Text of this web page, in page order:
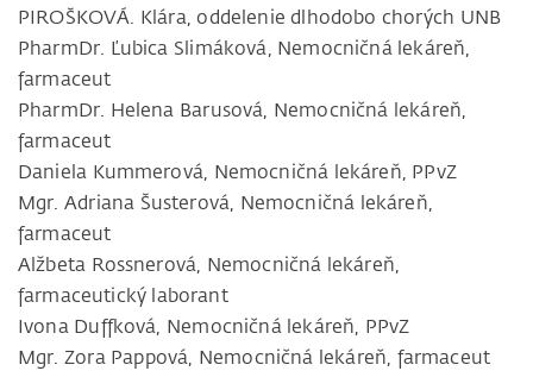
PIROŠKOVÁ. Klára, oddelenie dlhodobo chorých UNB
PharmDr. Ľubica Slimáková, Nemocničná lekáreň,
farmaceut
PharmDr. Helena Barusová, Nemocničná lekáreň,
farmaceut
Daniela Kummerová, Nemocničná lekáreň, PPvZ
Mgr. Adriana Šusterová, Nemocničná lekáreň,
farmaceut
Alžbeta Rossnerová, Nemocničná lekáreň,
farmaceutický laborant
Ivona Duffková, Nemocničná lekáreň, PPvZ
Mgr. Zora Pappová, Nemocničná lekáreň, farmaceut